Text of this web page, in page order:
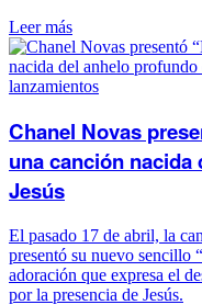
Leer más
lanzamientos
Chanel Novas
una canción nacida
Jesús
El pasado 17 de abril, la
presentó su nuevo sencillo
adoración que expresa el
por la presencia de Jesús.